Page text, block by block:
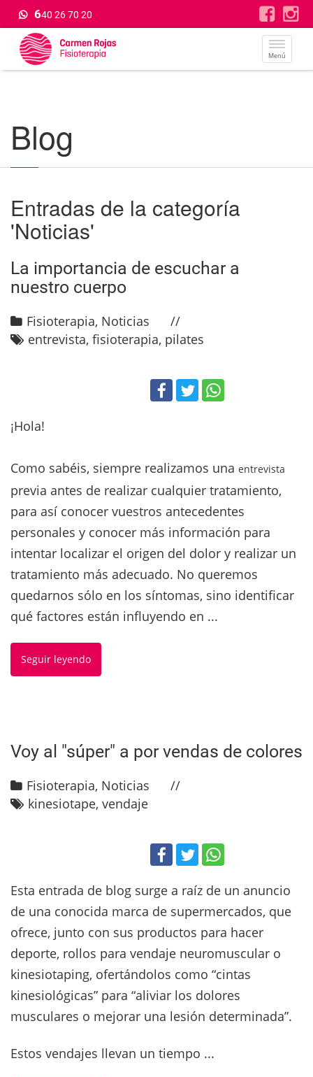
640 26 70 20
Menú
Blog
Entradas de la categoría
'Noticias'
La importancia de escuchar a
nuestro cuerpo
Fisioterapia, Noticias
entrevista, fisioterapia, pilates
¡Hola!
Como sabéis, siempre realizamos una entrevista
previa antes de realizar cualquier tratamiento,
para así conocer vuestros antecedentes
personales y conocer más información para
intentar localizar el origen del dolor y realizar un
tratamiento más adecuado. No queremos
quedarnos sólo en los síntomas, sino identificar
qué factores están influyendo en ...
Seguir leyendo
Voy al "súper" a por vendas de colores
Fisioterapia, Noticias
kinesiotape, vendaje
Esta entrada de blog surge a raíz de un anuncio
de una conocida marca de supermercados, que
ofrece, junto con sus productos para hacer
deporte, rollos para vendaje neuromuscular o
kinesiotaping, ofertándolos como “cintas
kinesiológicas” para “aliviar los dolores
musculares o mejorar una lesión determinada”.
Estos vendajes llevan un tiempo ...